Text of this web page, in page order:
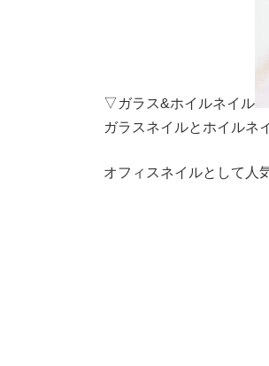
▽ガラス&ホイルネイル
ガラスネイルとホイルネ
オフィスネイルとして人